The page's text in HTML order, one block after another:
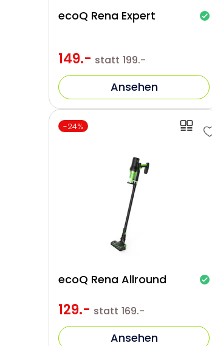
149.- statt 199.-
ecoQ Rena Expert
Ansehen
-24%
129.- statt 169.-
ecoQ Rena Allround
Ansehen